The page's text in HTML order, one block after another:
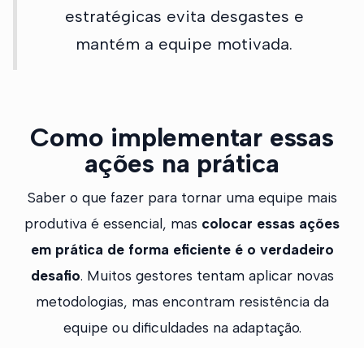
estratégicas evita desgastes e
mantém a equipe motivada.
Como implementar essas
ações na prática
Saber o que fazer para tornar uma equipe mais
produtiva é essencial, mas colocar essas ações
em prática de forma eficiente é o verdadeiro
desafio. Muitos gestores tentam aplicar novas
metodologias, mas encontram resistência da
equipe ou dificuldades na adaptação.